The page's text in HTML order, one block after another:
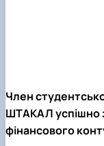
Член
ШТАКАЛ успішно
фінансового